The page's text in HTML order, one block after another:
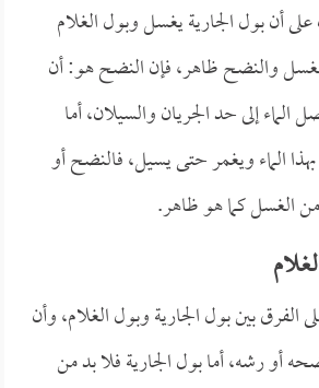
أن بول الجارية يغسل وبول الغلام
والنضح ظاهر، فإن النضح هو: أن
الماء إلى حد الجريان والسيلان، أما
الماء ويغمر حتى يسيل، فالنضح أو
كما هو ظاهر.
بين بول الجارية وبول الغلام، وأن
أو رشه، أما بول الجارية فلا بد من